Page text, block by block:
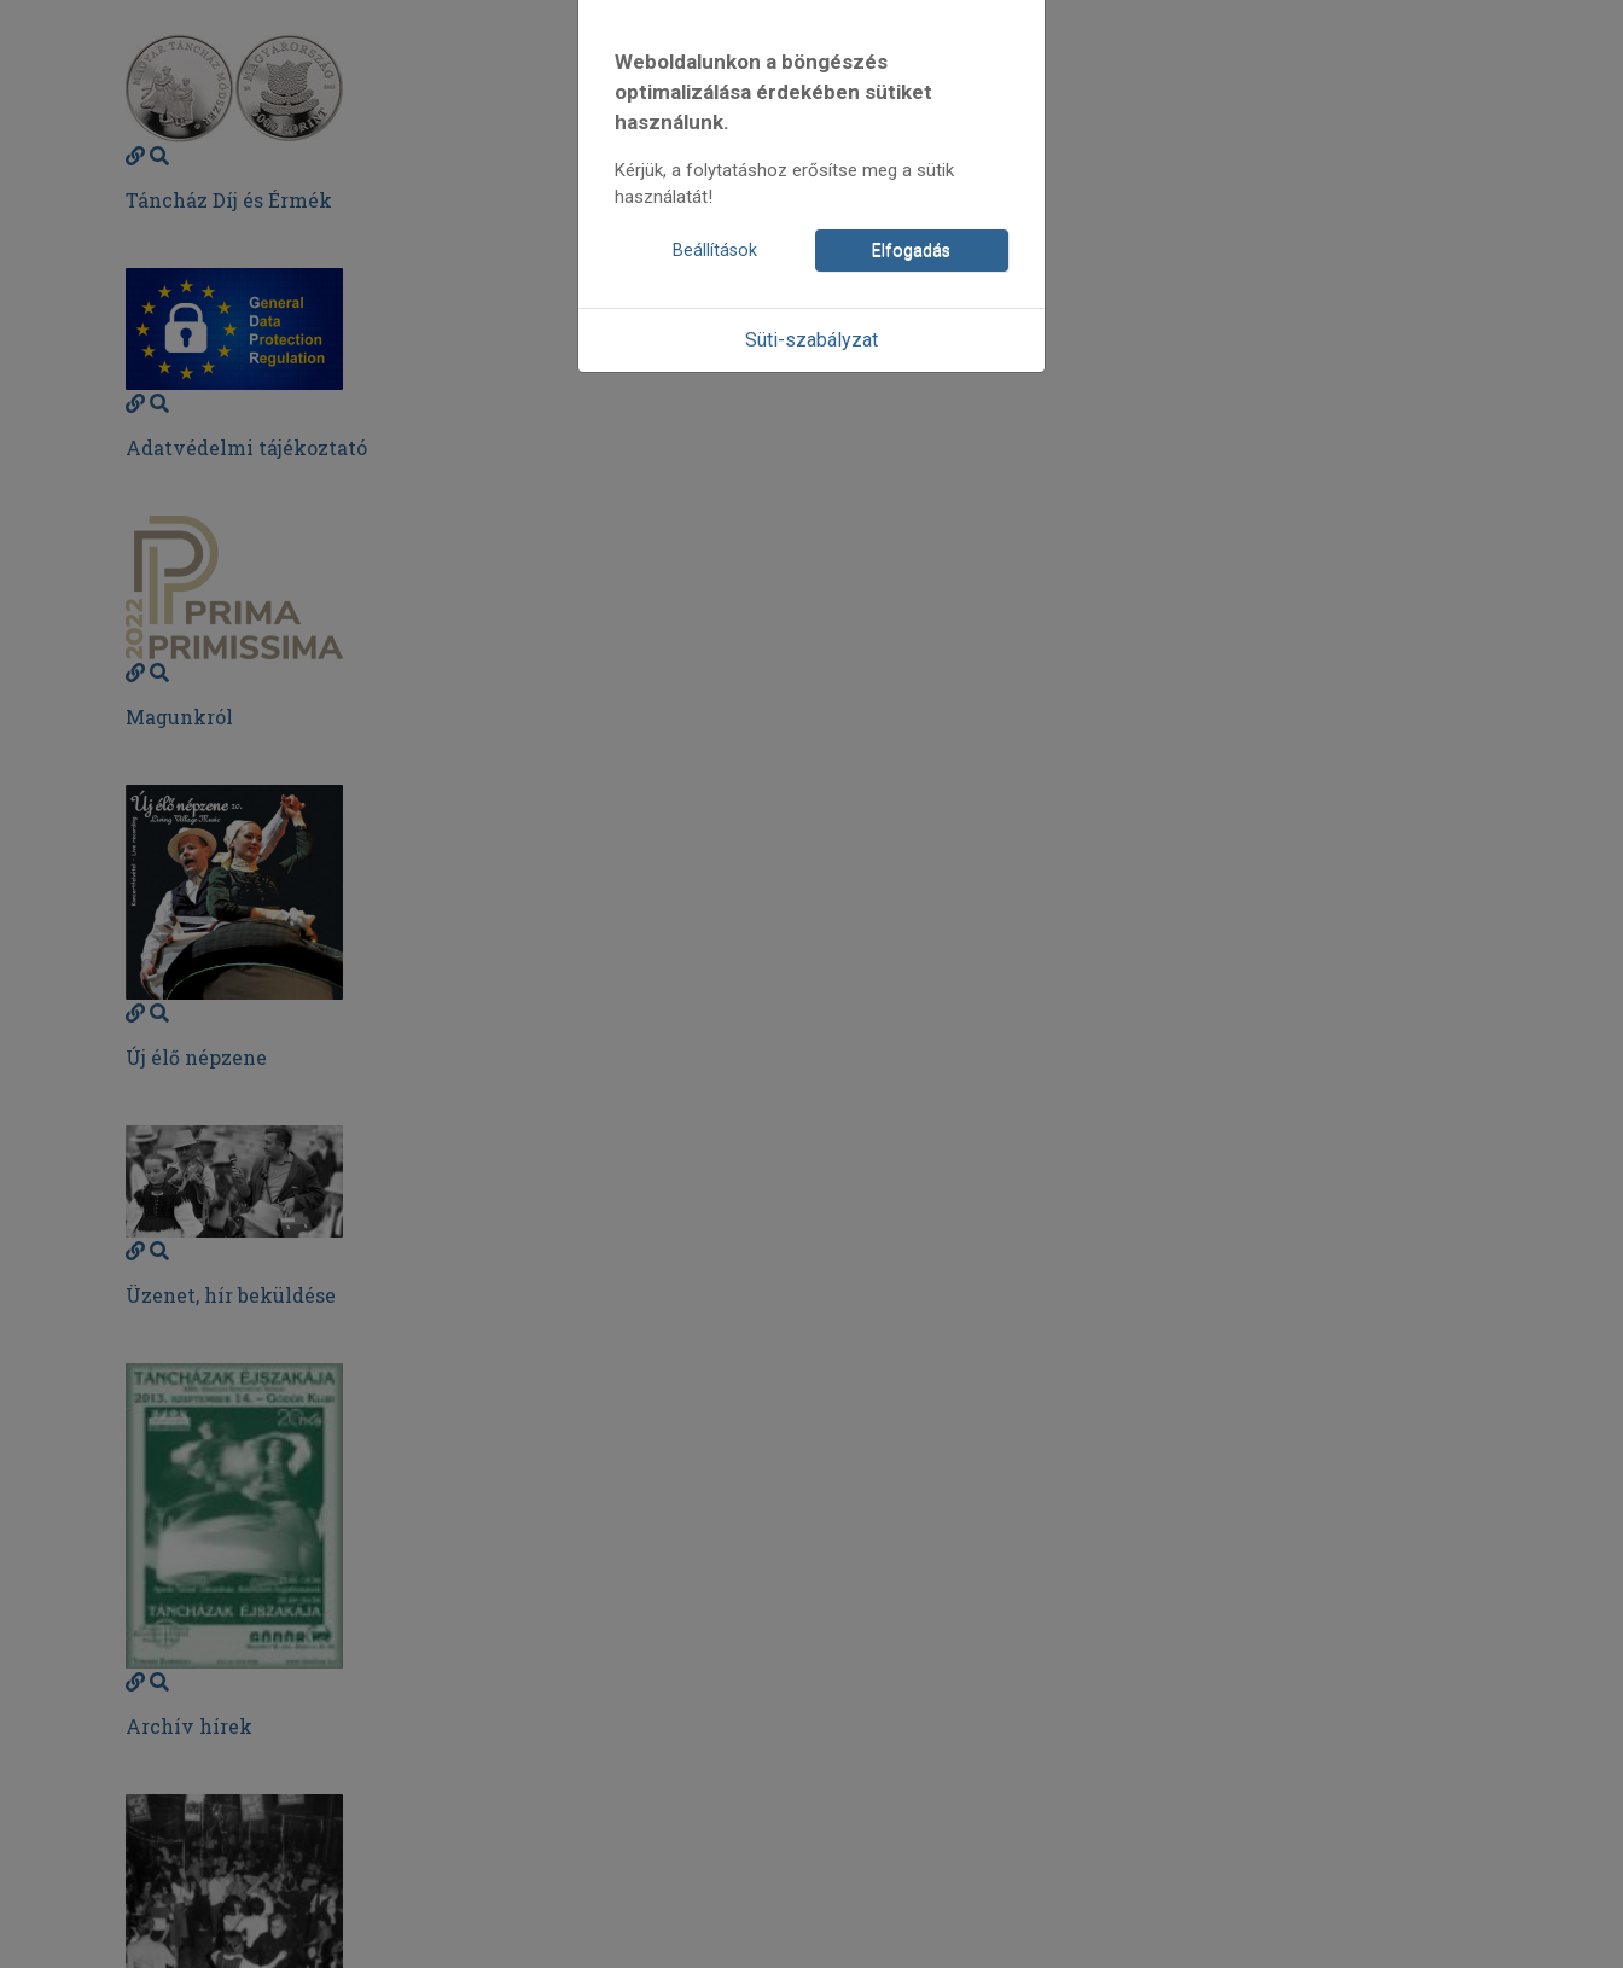
Weboldalunkon a böngészés
optimalizálása érdekében sütiket
használunk.
Kérjük, a folytatáshoz erősítse meg a sütik
használatát!
Beállítások Elfogadás
Süti-szabályzat
Táncház Díj és Érmék
Adatvédelmi tájékoztató
Magunkról
Új élő népzene
Üzenet, hír beküldése
Archív hírek